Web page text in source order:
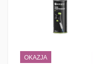
OKAZJA